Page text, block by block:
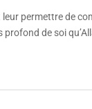
permettre de
de soi